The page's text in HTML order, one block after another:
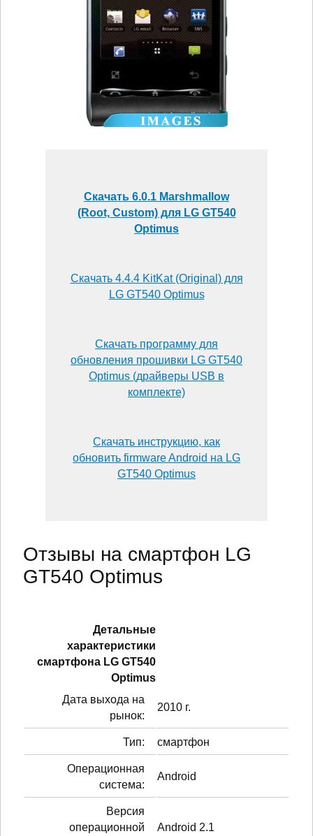
Скачать 6.0.1 Marshmallow
(Root, Custom) для LG GT540
Optimus
Скачать 4.4.4 KitKat (Original) для
LG GT540 Optimus
Скачать программу для
обновления прошивки LG GT540
Optimus (драйверы USB в
комплекте)
Скачать инструкцию, как
обновить firmware Android на LG
GT540 Optimus
Отзывы на смартфон LG
GT540 Optimus
Детальные
характеристики
смартфонa LG GT540
Optimus
Дата выхода на
рынок:
2010 г.
Тип: смартфон
Операционная
система:
Android
Версия
операционной
Android 2.1